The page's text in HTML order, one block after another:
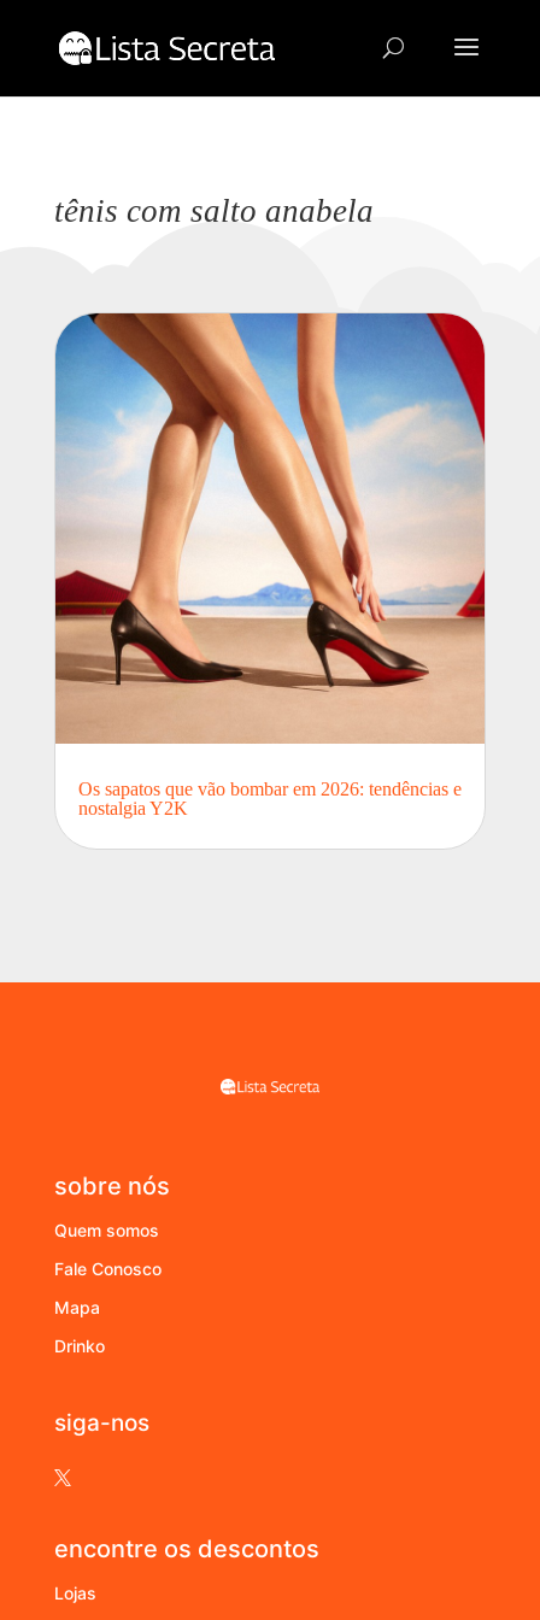
tênis com salto anabela
Os sapatos que vão bombar em 2026: tendências e
nostalgia Y2K
sobre nós
Quem somos
Fale Conosco
Mapa
Drinko
siga-nos

encontre os descontos
Lojas